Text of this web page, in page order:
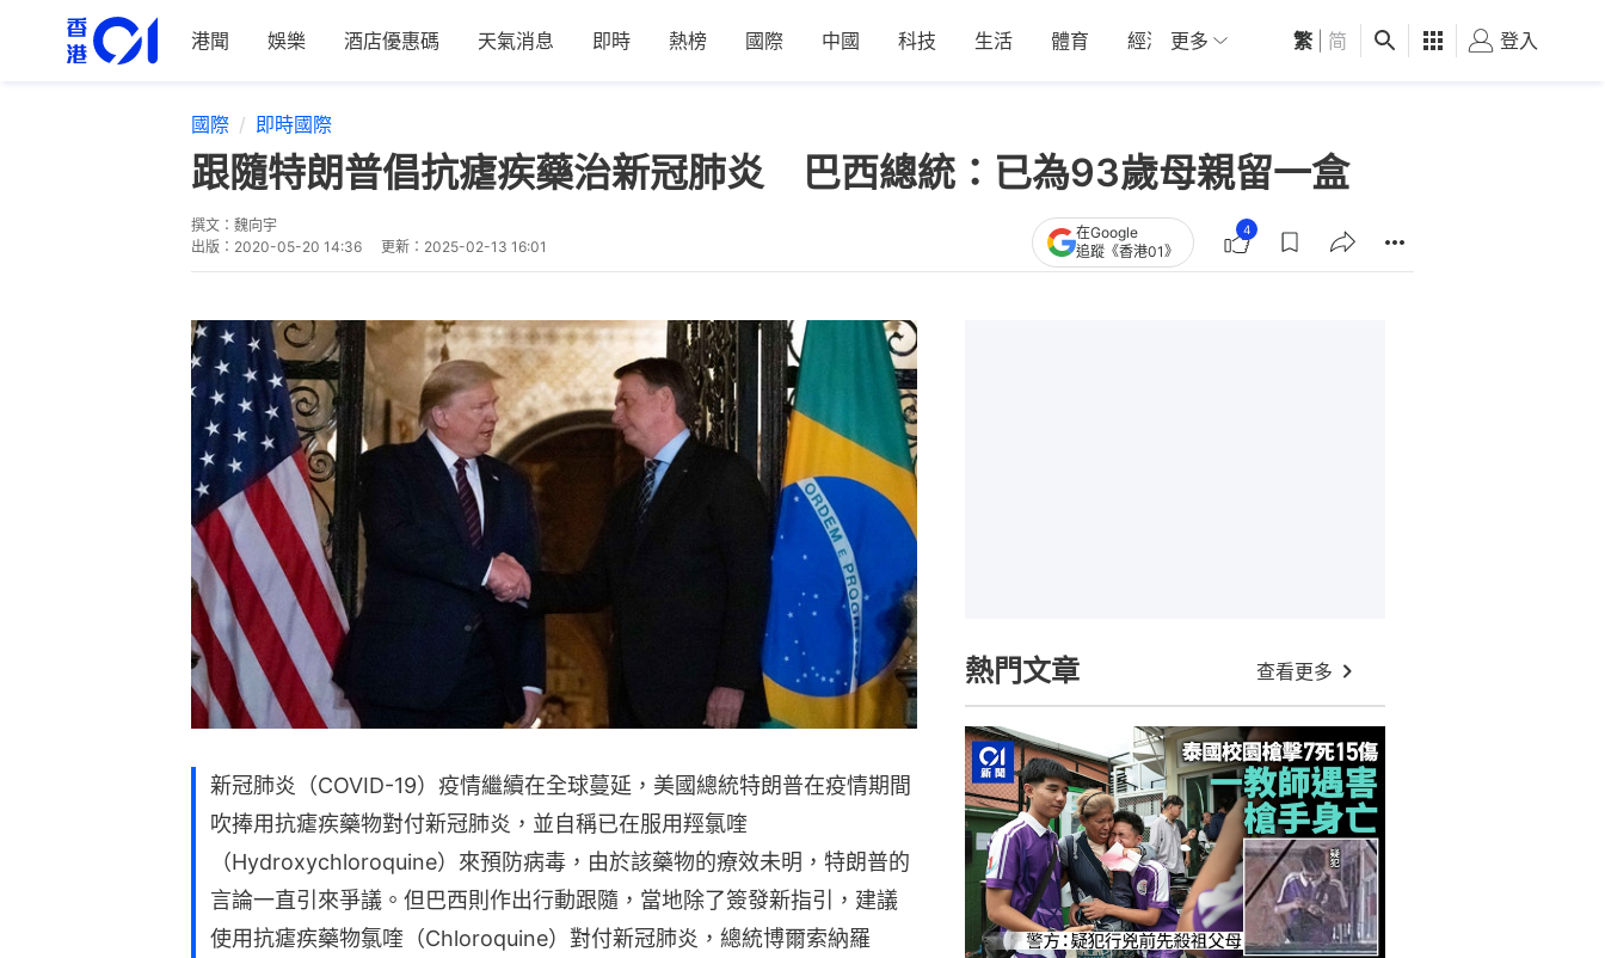
港聞 娛樂 酒店優惠碼 天氣消息 即時 熱榜 國際 中國 科技 生活 體育 經濟 01深圳 觀點 健康 好食玩飛
更多 繁 简 登入
國際 即時國際
跟隨特朗普倡抗瘧疾藥治新冠肺炎 巴西總統：已為93歲母親留一盒
撰文： 魏向宇
出版： 2020-05-20 14:36 更新： 2025-02-13 16:01
在Google
追蹤《香港01》
4
新冠肺炎（COVID-19）疫情繼續在全球蔓延，美國總統特朗普在疫情期間
吹捧用抗瘧疾藥物對付新冠肺炎，並自稱已在服用羥氯喹
（Hydroxychloroquine）來預防病毒，由於該藥物的療效未明，特朗普的
言論一直引來爭議。但巴西則作出行動跟隨，當地除了簽發新指引，建議
使用抗瘧疾藥物氯喹（Chloroquine）對付新冠肺炎，總統博爾索納羅
熱門文章 查看更多